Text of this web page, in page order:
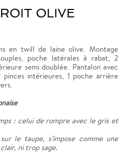
OLIVE
en twill de laine olive. Montage
poche latérales à rabat, 2
semi doublée. Pantalon avec
pinces intérieures, 1 poche arrière
: celui de rompre avec le gris et
le taupe, s’impose comme une
ni trop sage.